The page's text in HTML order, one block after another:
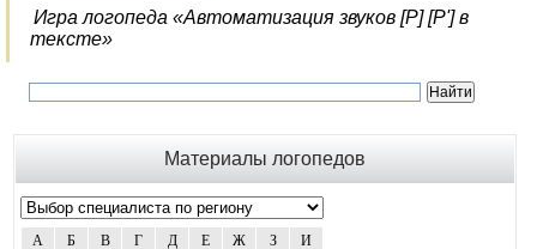
Игра логопеда «Автоматизация звуков [Р] [Р'] в
тексте»
Материалы логопедов
А Б В Г Д Е Ж З
И